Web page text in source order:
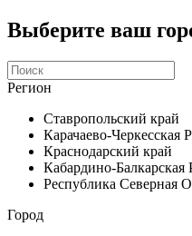
Выберите ваш
Регион
Ставропольский край
Карачаево-Черкесская
Краснодарский край
Кабардино-Балкарская
Республика Северная
Город